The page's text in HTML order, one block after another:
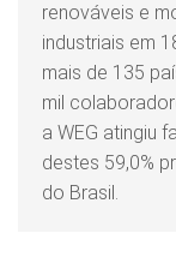
renováveis e
industriais em
mais de 135
mil
a WEG atingiu
destes 59,0%
do Brasil.